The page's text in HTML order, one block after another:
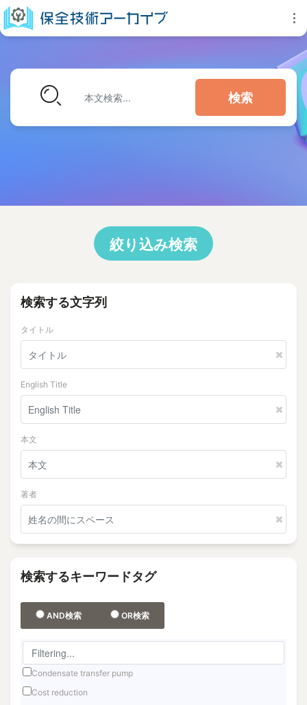
検索
絞り込み検索
検索する文字列
タイトル
English Title
本文
著者
検索するキーワードタグ
AND検索 OR検索
Condensate transfer pump
Cost reduction